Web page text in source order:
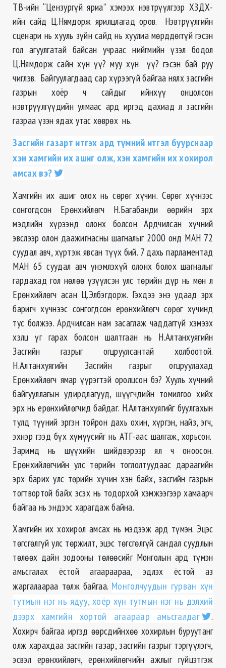
ТВ-ийн “Цензургүй яриа” хэмээх нэвтрүүлгээр ХЗДХ-
ийн сайд Ц.Нямдорж ярилцлагад оров. Нэвтрүүлгийн
сценари нь хууль зүйн сайд нь хуулиа мөрддөггүй гэсэн
гол агуулгатай байсан учраас нийгмийн үзэл бодол
Ц.Нямдорж сайн хүн үү? муу хүн үү? гэсэн бай руу
чиглэв. Байгуулагдаад сар хүрээгүй байгаа нялх засгийн
газрын хоёр ч сайдыг ийнхүү онцолсон
нэвтрүүлгүүдийн улмаас ард иргэд дахиад л засгийн
газраа үзэн ядах утас хөврөх нь.
Засгийн газарт итгэх ард түмний итгэл буурснаар
хэн хамгийн их ашиг олж, хэн хамгийн их хохирол
амсах вэ?
Хамгийн их ашиг олох нь сөрөг хүчин. Сөрөг хүчнээс
сонгогдсон Ерөнхийлөгч Н.Багабанди өөрийн эрх
мэдлийн хүрээнд олонх болсон Ардчилсан хүчний
эвслээр олон даажигнасны шагналыг 2000 онд МАН 72
суудал авч, хүртэж явсан түүх бий. 7 дахь парламентад
МАН 65 суудал авч үнэмлэхүй олонх болох шагналыг
гардахад гол нөлөө үзүүлсэн улс төрийн дүр нь мөн л
Ерөнхийлөгч асан Ц.Элбэгдорж. Гэхдээ энэ удаад эрх
баригч хүчнээс сонгогдсон ерөнхийлөгч сөрөг хүчинд
тус болжээ. Ардчилсан нам засаглаж чаддаггүй хэмээх
хэлц үг гарах болсон шалтгаан нь Н.Алтанхуягийн
Засгийн газрыг огцруулсантай холбоотой.
Н.Алтанхуягийн Засгийн газрыг огцруулахад
Ерөнхийлөгч ямар үүрэгтэй оролцсон бэ? Хууль хүчний
байгууллагын удирдлагууд, шүүгчдийн томилгоо хийх
эрх нь ерөнхийлөгчид байдаг. Н.Алтанхуягийг буулгахын
тулд түүний эргэн тойрон дахь охин, хүргэн, найз, эгч,
эхнэр гээд бүх хүмүүсийг нь АТГ-аас шалгаж, хорьсон.
Заримд нь шүүхийн шийдвэрээр ял ч оноосон.
Ерөнхийлөгчийн улс төрийн тоглолтуудаас дараагийн
эрх барих улс төрийн хүчин хэн байх, засгийн газрын
тогтвортой байх эсэх нь тодорхой хэмжээгээр хамаарч
байгаа нь эндээс харагдаж байна.
Хамгийн их хохирол амсах нь мэдээж ард түмэн. Эцэс
төгсгөлгүй улс төржилт, эцэс төгсгөлгүй сандал суудлын
төлөөх дайн зодооны төлөөсийг Монголын ард түмэн
амьсгалах ёстой агаараараа, эдлэх ёстой аз
жаргалаараа төлж байгаа. Монголчуудын гурван хүн
тутмын нэг нь ядуу, хоёр хүн тутмын нэг нь дэлхий
дээрх хамгийн хортой агаараар амьсгалдаг
.
Хохирч байгаа иргэд өөрсдийнхөө хохирлын буруутанг
олж харахдаа засгийн газар, засгийн газрыг тэргүүлэгч,
эсвэл ерөнхийлөгч, ерөнхийлөгчийн ажлыг гүйцэтгэж